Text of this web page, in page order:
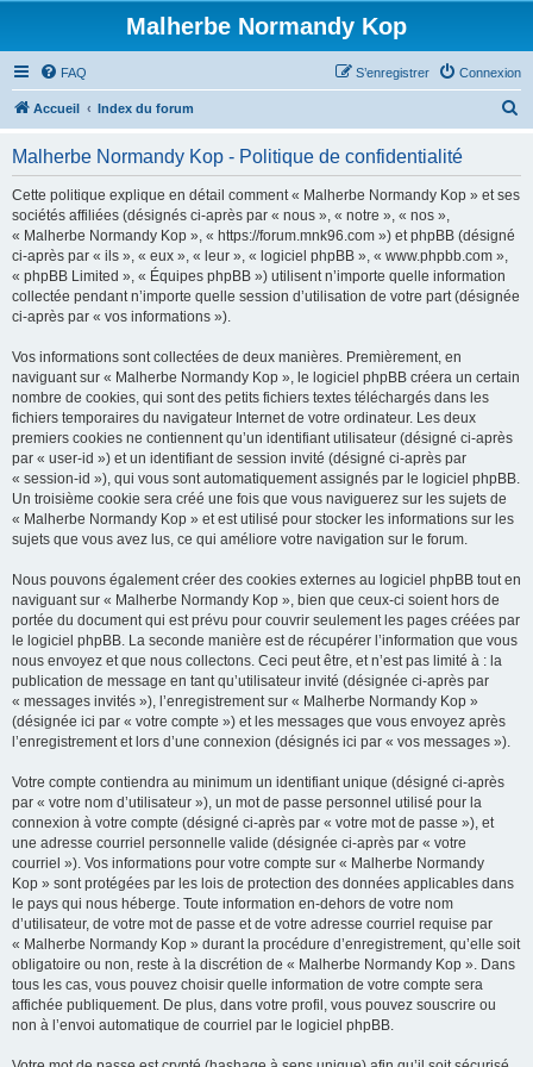
Malherbe Normandy Kop
FAQ Connexion
S’enregistrer
Accueil Index du forum
Malherbe Normandy Kop - Politique de confidentialité
Cette politique explique en détail comment « Malherbe Normandy Kop » et ses
sociétés affiliées (désignés ci-après par « nous », « notre », « nos »,
« Malherbe Normandy Kop », « https://forum.mnk96.com ») et phpBB (désigné
ci-après par « ils », « eux », « leur », « logiciel phpBB », « www.phpbb.com »,
« phpBB Limited », « Équipes phpBB ») utilisent n’importe quelle information
collectée pendant n’importe quelle session d’utilisation de votre part (désignée
ci-après par « vos informations »).
Vos informations sont collectées de deux manières. Premièrement, en
naviguant sur « Malherbe Normandy Kop », le logiciel phpBB créera un certain
nombre de cookies, qui sont des petits fichiers textes téléchargés dans les
fichiers temporaires du navigateur Internet de votre ordinateur. Les deux
premiers cookies ne contiennent qu’un identifiant utilisateur (désigné ci-après
par « user-id ») et un identifiant de session invité (désigné ci-après par
« session-id »), qui vous sont automatiquement assignés par le logiciel phpBB.
Un troisième cookie sera créé une fois que vous naviguerez sur les sujets de
« Malherbe Normandy Kop » et est utilisé pour stocker les informations sur les
sujets que vous avez lus, ce qui améliore votre navigation sur le forum.
Nous pouvons également créer des cookies externes au logiciel phpBB tout en
naviguant sur « Malherbe Normandy Kop », bien que ceux-ci soient hors de
portée du document qui est prévu pour couvrir seulement les pages créées par
le logiciel phpBB. La seconde manière est de récupérer l’information que vous
nous envoyez et que nous collectons. Ceci peut être, et n’est pas limité à : la
publication de message en tant qu’utilisateur invité (désignée ci-après par
« messages invités »), l’enregistrement sur « Malherbe Normandy Kop »
(désignée ici par « votre compte ») et les messages que vous envoyez après
l’enregistrement et lors d’une connexion (désignés ici par « vos messages »).
Votre compte contiendra au minimum un identifiant unique (désigné ci-après
par « votre nom d’utilisateur »), un mot de passe personnel utilisé pour la
connexion à votre compte (désigné ci-après par « votre mot de passe »), et
une adresse courriel personnelle valide (désignée ci-après par « votre
courriel »). Vos informations pour votre compte sur « Malherbe Normandy
Kop » sont protégées par les lois de protection des données applicables dans
le pays qui nous héberge. Toute information en-dehors de votre nom
d’utilisateur, de votre mot de passe et de votre adresse courriel requise par
« Malherbe Normandy Kop » durant la procédure d’enregistrement, qu’elle soit
obligatoire ou non, reste à la discrétion de « Malherbe Normandy Kop ». Dans
tous les cas, vous pouvez choisir quelle information de votre compte sera
affichée publiquement. De plus, dans votre profil, vous pouvez souscrire ou
non à l’envoi automatique de courriel par le logiciel phpBB.